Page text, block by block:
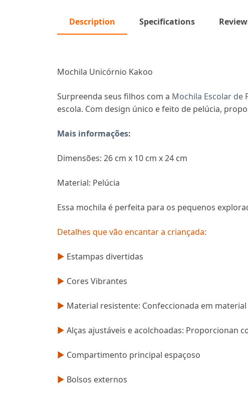
Description Specifications
Mochila Unicórnio Kakoo
Surpreenda seus filhos com a Mochila Escolar de
escola. Com design único e feito de pelúcia,
Mais informações:
Dimensões: 26 cm x 10 cm x 24 cm
Material: Pelúcia
Essa mochila é perfeita para os pequenos
Detalhes que vão encantar a criançada:
► Estampas divertidas
► Cores Vibrantes
► Material resistente: Confeccionada em
► Alças ajustáveis e acolchoadas: Proporcionan
► Compartimento principal espaçoso
► Bolsos externos